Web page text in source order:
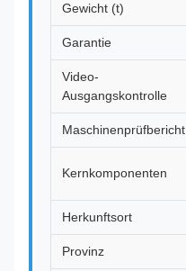
Gewicht (t)
Garantie
Video-
Ausgangskontrolle
Maschinenprüfbericht
Kernkomponenten
Herkunftsort
Provinz